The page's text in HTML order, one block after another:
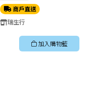
商戶直送
瑞生行
加入購物籃